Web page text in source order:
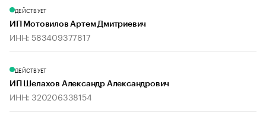
ДЕЙСТВУЕТ
ИП Мотовилов Артем Дмитриевич
ИНН: 583409377817
ДЕЙСТВУЕТ
ИП Шелахов Александр Александрович
ИНН: 320206338154